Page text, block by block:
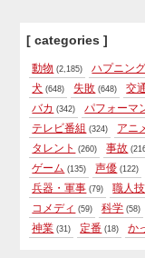
[ categories ]
動物 (2,185) ハプニング
犬 (648) 失敗 (648) 交
バカ (342) パフォーマ
テレビ番組 (324) アニ
タレント (260) 事故
ゲーム (135) 声優 (122)
兵器・軍事 (79) 職人技
コメディ (59) 科学 (58)
神業 (31) 定番 (18) か